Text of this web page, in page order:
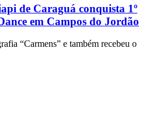
de Caraguá conquista 1º
em Campos do Jordão
“Carmens” e também recebeu o